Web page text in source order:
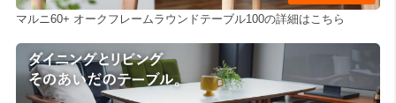
マルニ60+ オークフレームラウンドテーブル100の詳細はこちら